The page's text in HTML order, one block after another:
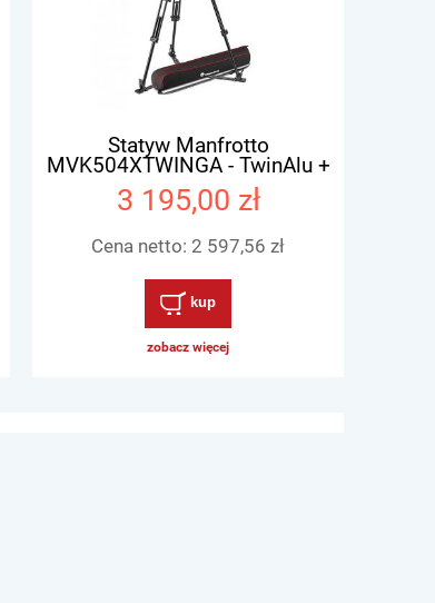
Statyw Manfrotto
MVK504XTWINGA - TwinAlu +
głowica 504X - dolna
rozpórka
3 195,00 zł
Cena netto: 2 597,56 zł
kup
zobacz więcej